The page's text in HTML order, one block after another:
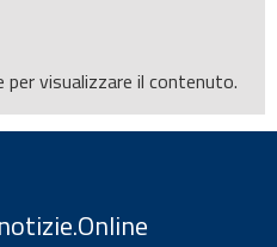
per visualizzare il contenuto.